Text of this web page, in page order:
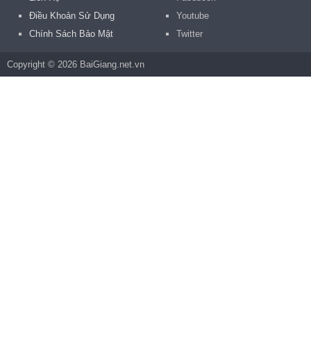
Điều Khoản Sử Dụng
Chính Sách Bảo Mật
Youtube
Twitter
Copyright © 2026 BaiGiang.net.vn